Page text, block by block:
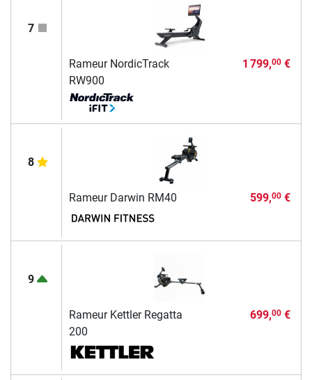
7
Rameur NordicTrack
RW900
1 799,00€
8
Rameur Darwin RM40 599,00€
9
Rameur Kettler Regatta
200
699,00€